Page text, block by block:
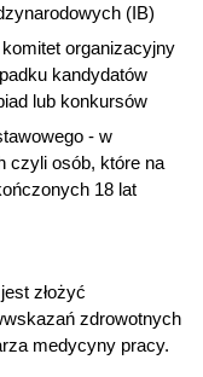
(IB)
organizacyjny
kandydatów
lub konkursów
- w
czyli osób, które na
18 lat
złożyć
zdrowotnych
medycyny pracy.